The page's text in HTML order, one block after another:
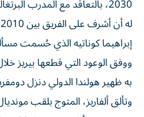
2030، بالتعاقد مع المدرب
إبراهيما كوناتيه الذي حُسمت
ووفق الوعود التي قطعها بيريز
به ظهير هولندا الدولي دنزل